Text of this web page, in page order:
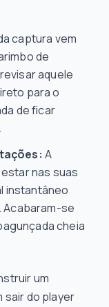
captura vem
de
aquele
para o
de ficar
A
nas suas
instantâneo
Acabaram-se
cheia
um
sair do player